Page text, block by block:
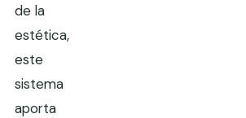
de la
estética,
este
sistema
aporta